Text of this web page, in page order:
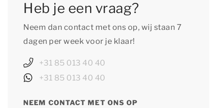
Heb je een vraag?
Neem dan contact met ons op, wij staan 7
dagen per week voor je klaar!
+31 85 013 40 40
+31 85 013 40 40
NEEM CONTACT MET ONS OP